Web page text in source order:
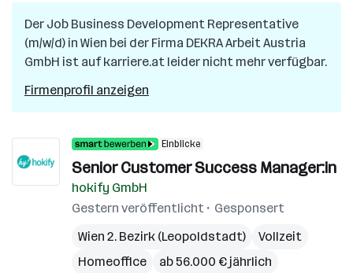
Jobs
in
Wien
Der Job Business Development Representative
(m/w/d) in Wien bei der Firma DEKRA Arbeit Austria
GmbH ist auf karriere.at leider nicht mehr verfügbar.
Firmenprofil anzeigen
Einblicke
Senior Customer Success Manager:in
hokify GmbH
Gestern veröffentlicht
Gesponsert
Wien 2. Bezirk (Leopoldstadt)
Vollzeit
Homeoffice
ab 56.000 € jährlich